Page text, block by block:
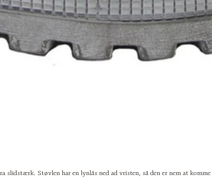
slidstærk. Støvlen har en lynlås ned ad vristen, så den er nem at